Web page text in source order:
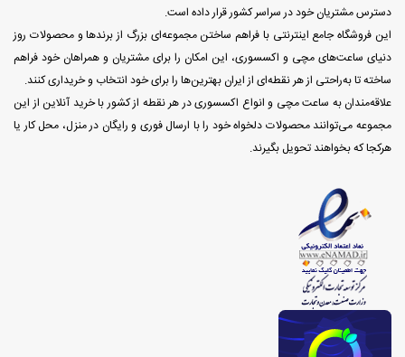
دسترس مشتریان خود در سراسر کشور قرار داده است.
این فروشگاه جامع اینترنتی با فراهم ساختن مجموعه‌ای بزرگ از برندها و محصولات روز
دنیای ساعت‌های مچی و اکسسوری، این امکان را برای مشتریان و همراهان خود فراهم
ساخته تا به‌راحتی از هر نقطه‌ای از ایران بهترین‌ها را برای خود انتخاب و خریداری کنند.
علاقه‌مندان به ساعت مچی و انواع اکسسوری در هر نقطه از کشور با خرید آنلاین از این
مجموعه می‌توانند محصولات دلخواه خود را با ارسال فوری و رایگان در منزل، محل کار یا
هرکجا که بخواهند تحویل بگیرند.